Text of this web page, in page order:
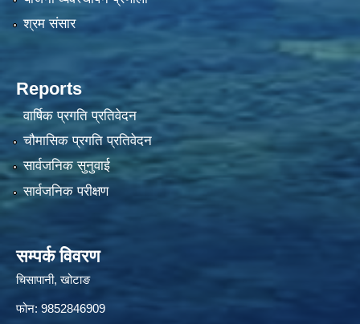
श्रम संसार
Reports
वार्षिक प्रगति प्रतिवेदन
चौमासिक प्रगति प्रतिवेदन
सार्वजनिक सुनुवाई
सार्वजनिक परीक्षण
सम्पर्क विवरण
चिसापानी, खोटाङ
फोन: 9852846909